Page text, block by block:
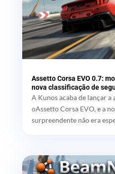
Assetto Corsa EVO 0.7:
nova classificação de
A Kunos acaba de lançar a
oAssetto Corsa EVO, e a
surpreendente não era